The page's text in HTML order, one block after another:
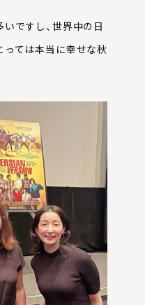
ですし、世界中の日
ては本当に幸せな秋